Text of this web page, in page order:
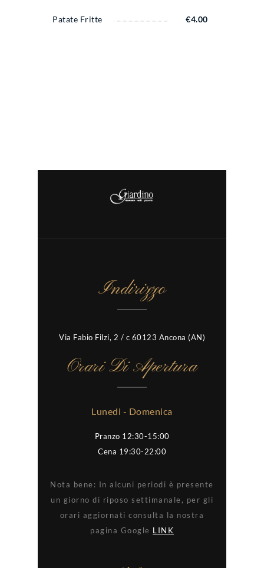
Patate Fritte €4.00
Indirizzo
Via Fabio Filzi, 2 / c 60123 Ancona (AN)
Orari Di Apertura
Lunedi - Domenica
Pranzo 12:30-15:00
Cena 19:30-22:00
Nota bene: In alcuni periodi è presente
un giorno di riposo settimanale, per gli
orari aggiornati consulta la nostra
pagina Google LINK